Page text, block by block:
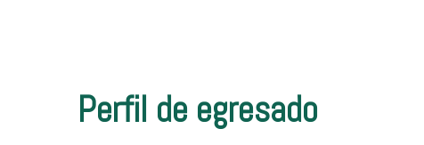
Perfil de egresado